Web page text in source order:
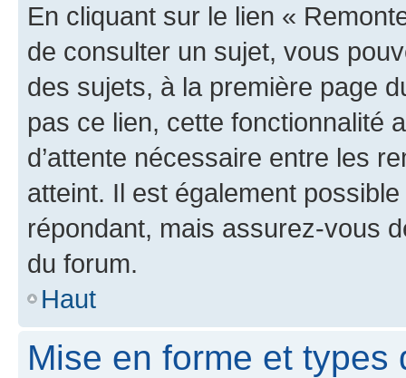
En cliquant sur le lien «
de consulter un sujet, vous
des sujets, à la première page
pas ce lien, cette fonctionnalité
d’attente nécessaire entre les
atteint. Il est également
répondant, mais assurez-vous
du forum.
Haut
Mise en forme et types